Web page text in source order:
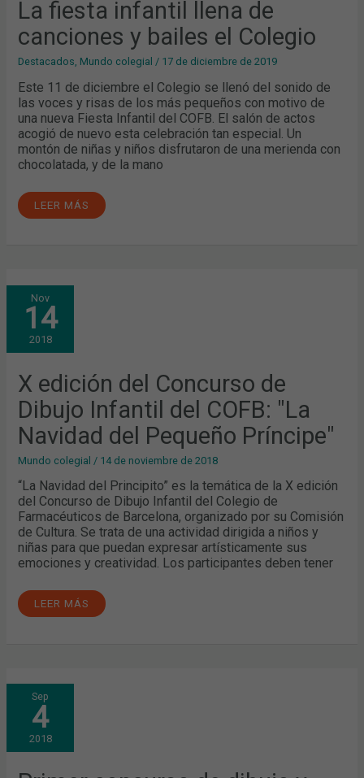
La fiesta infantil llena de
canciones y bailes el Colegio
Destacados Mundo colegial / 17 de diciembre de 2019
Este 11 de diciembre el Colegio se llenó del sonido de
las voces y risas de los más pequeños con motivo de
una nueva Fiesta Infantil del COFB. El salón de actos
acogió de nuevo esta celebración tan especial. Un
montón de niñas y niños disfrutaron de una merienda con
chocolatada, y de la mano
COLEGIO
LEER MÁS
Nov
14
2018
X edición del Concurso de
Dibujo Infantil del COFB: "La
Navidad del Pequeño Príncipe"
Mundo colegial / 14 de noviembre de 2018
“La Navidad del Principito” es la temática de la X edición
del Concurso de Dibujo Infantil del Colegio de
Farmacéuticos de Barcelona, organizado por su Comisión
de Cultura. Se trata de una actividad dirigida a niños y
niñas para que puedan expresar artísticamente sus
emociones y creatividad. Los participantes deben tener
X
EDICIÓN
DEL
CONCURSO
DE
DIBUJO
INFANTIL
COFB:
"LA
NAVIDAD
DEL
PEQUEÑO
PRÍNCIPE"
LEER MÁS
Sep
4
2018
PRIMER
CONCURSO
DE
DIBUJO
PINTURA
DE
COMISIÓN